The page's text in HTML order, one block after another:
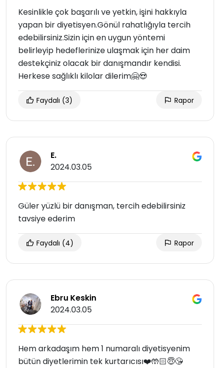
Kesinlikle çok başarılı ve yetkin, işini hakkıyla
yapan bir diyetisyen.Gönül rahatlığıyla tercih
edebilirsiniz.Sizin için en uygun yöntemi
belirleyip hedeflerinize ulaşmak için her daim
destekçiniz olacak bir danışmandır kendisi.
Herkese sağlıklı kilolar dilerim🤗😍
Faydalı (3) Rapor
E.
2024.03.05
Güler yüzlü bir danışman, tercih edebilirsiniz
tavsiye ederim
Faydalı (4) Rapor
Ebru Keskin
2024.03.05
Hem arkadaşım hem 1 numaralı diyetisyenim
bütün diyetlerimin tek kurtarıcısı❤️🤲🏻😇😘